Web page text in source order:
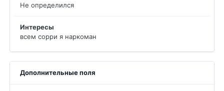
Не определился
Интересы
всем сорри я наркоман
Дополнительные поля